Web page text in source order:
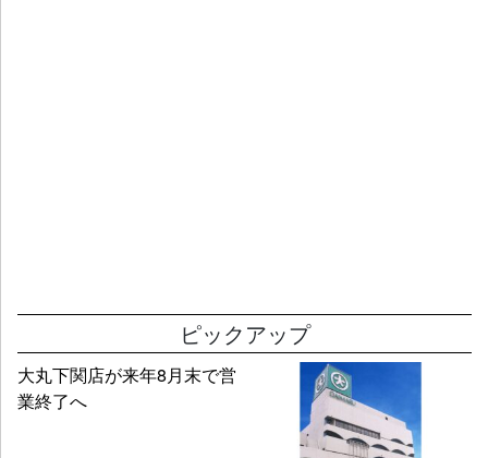
ピックアップ
大丸下関店が来年8月末で営
業終了へ